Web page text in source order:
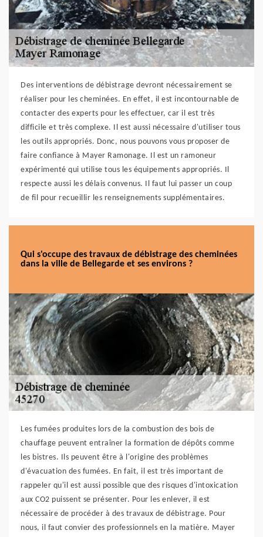
Des interventions de débistrage devront nécessairement se
réaliser pour les cheminées. En effet, il est incontournable de
contacter des experts pour les effectuer, car il est très
difficile et très complexe. Il est aussi nécessaire d'utiliser tous
les outils appropriés. Donc, nous pouvons vous proposer de
faire confiance à Mayer Ramonage. Il est un ramoneur
expérimenté qui utilise tous les équipements appropriés. Il
respecte aussi les délais convenus. Il faut lui passer un coup
de fil pour recueillir les renseignements supplémentaires.
Qui s'occupe des travaux de débistrage des cheminées
dans la ville de Bellegarde et ses environs ?
Les fumées produites lors de la combustion des bois de
chauffage peuvent entraîner la formation de dépôts comme
les bistres. Ils peuvent être à l'origine des problèmes
d'évacuation des fumées. En fait, il est très important de
rappeler qu'il est aussi possible que des risques d'intoxication
aux CO2 puissent se présenter. Pour les enlever, il est
nécessaire de procéder à des travaux de débistrage. Pour
nous, il faut convier des professionnels en la matière. Mayer